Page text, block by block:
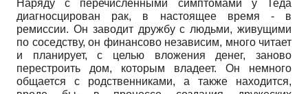
Наряду с перечисленными симптомами у Теда
диагносцирован рак, в настоящее время - в
ремиссии. Он заводит дружбу с людьми, живущими
по соседству, он финансово независим, много читает
и планирует, с целью вложения денег, заново
перестроить дом, которым владеет. Он немного
общается с родственниками, а также находится,